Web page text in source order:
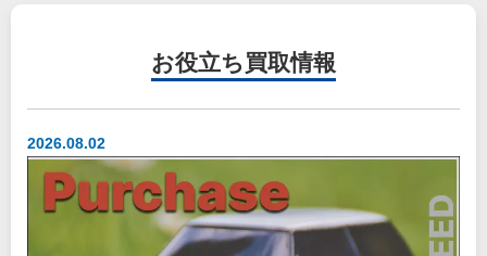
お役立ち 買取情報
2026.08.02